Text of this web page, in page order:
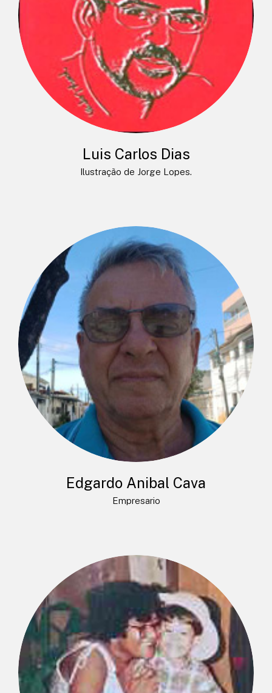
Luis Carlos Dias
Ilustração de Jorge Lopes.
Edgardo Anibal Cava
Empresario